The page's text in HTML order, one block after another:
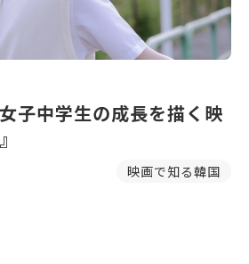
子中学生の成長を描く映
映画で知る韓国